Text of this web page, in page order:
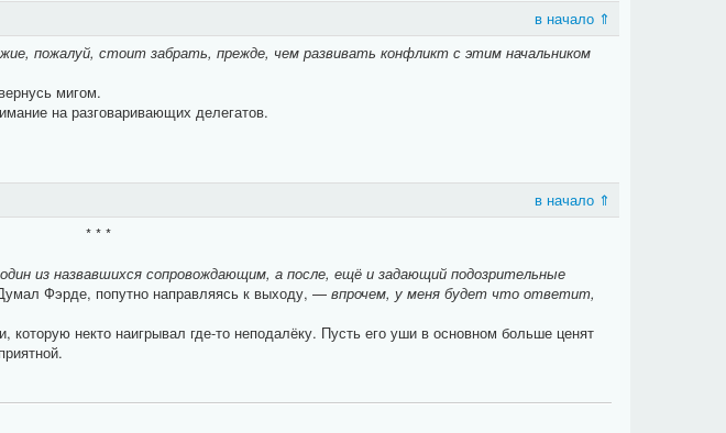
в начало ⇑
пожалуй, стоит забрать, прежде, чем развивать конфликт с этим начальником
мигом.
на разговаривающих делегатов.
в начало ⇑
* * *
из назвавшихся сопровождающим, а после, ещё и задающий подозрительные
Фэрде, попутно направляясь к выходу, —впрочем, у меня будет что ответит,
некто наигрывал где-то неподалёку. Пусть его уши в основном больше ценят